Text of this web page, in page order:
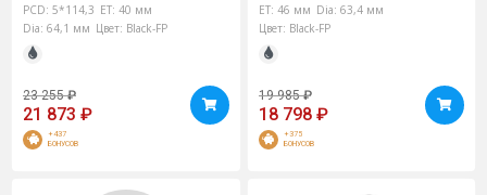
PCD: 5*114,3 ET: 40 мм
Dia: 64,1 мм Цвет: Black-FP
23 255 ₽
21 873 ₽
+437
БОНУСОВ
ET: 46 мм Dia: 63,4 мм
Цвет: Black-FP
19 985 ₽
18 798 ₽
+375
БОНУСОВ